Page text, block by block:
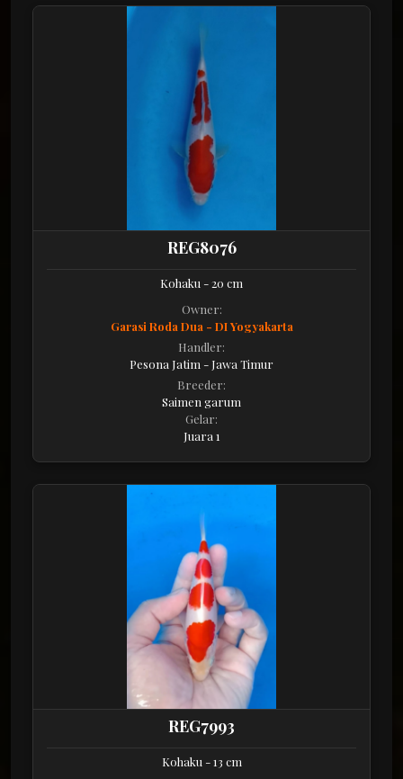
REG8076
Kohaku - 20 cm
Owner:
Garasi Roda Dua - DI Yogyakarta
Handler:
Pesona Jatim - Jawa Timur
Breeder:
Saimen garum
Gelar:
Juara 1
REG7993
Kohaku - 13 cm